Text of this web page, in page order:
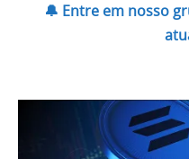
🔔 Entre em nosso